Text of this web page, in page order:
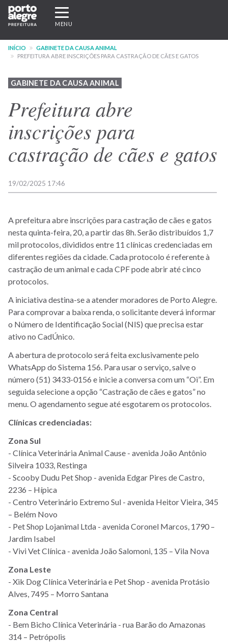
Pular
para
conteúdo
principal
Expandir/recolher
navegação
MENU
INÍCIO
GABINETE DA CAUSA ANIMAL
PREFEITURA ABRE INSCRIÇÕES PARA CASTRAÇÃO DE CÃES E GATOS
GABINETE DA CAUSA ANIMAL
Prefeitura abre
inscrições para
castração de cães e gatos
19/02/2025 17:46
A prefeitura abre inscrições para castração de cães e gatos
nesta quinta-feira, 20, a partir das 8h. Serão distribuídos 1,7
mil protocolos, divididos entre 11 clínicas credenciadas em
diferentes regiões da cidade. Cada protocolo é referente à
castração de um animal e cada CPF pode abrir até cinco
protocolos.
A iniciativa destina-se a atender moradores de Porto Alegre.
Para comprovar a baixa renda, o solicitante deverá informar
o Número de Identificação Social (NIS) que precisa estar
ativo no CadÚnico.
A abertura de protocolo será feita exclusivamente pelo
WhatsApp do Sistema 156. Para usar o serviço, salve o
número (51) 3433-0156 e inicie a conversa com um “Oi”. Em
seguida selecione a opção “Castração de cães e gatos” no
menu. O agendamento segue até esgotarem os protocolos.
Clínicas credenciadas:
Zona Sul
- Clínica Veterinária Animal Cause - avenida João Antônio
Silveira 1033, Restinga
- Scooby Dudu Pet Shop - avenida Edgar Pires de Castro,
2236 – Hípica
- Centro Veterinário Extremo Sul - avenida Heitor Vieira, 345
– Belém Novo
- Pet Shop Lojanimal Ltda - avenida Coronel Marcos, 1790 –
Jardim Isabel
- Vivi Vet Clínica - avenida João Salomoni, 135 – Vila Nova
Zona Leste
- Xik Dog Clínica Veterinária e Pet Shop - avenida Protásio
Alves, 7495 – Morro Santana
Zona Central
- Bem Bicho Clínica Veterinária - rua Barão do Amazonas
314 – Petrópolis